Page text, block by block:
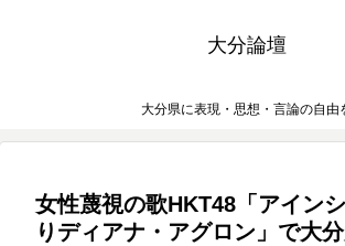
大分論壇
大分県に表現・思想・言論の自由
女性蔑視の歌HKT48「アイン
りディアナ・アグロン」で大